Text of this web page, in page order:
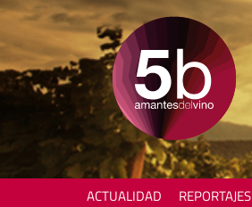
ACTUALIDAD REPORTAJES